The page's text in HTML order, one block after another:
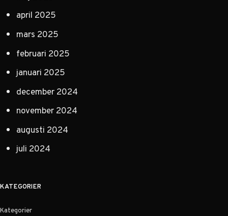
april 2025
mars 2025
februari 2025
januari 2025
december 2024
november 2024
augusti 2024
juli 2024
KATEGORIER
Kategorier